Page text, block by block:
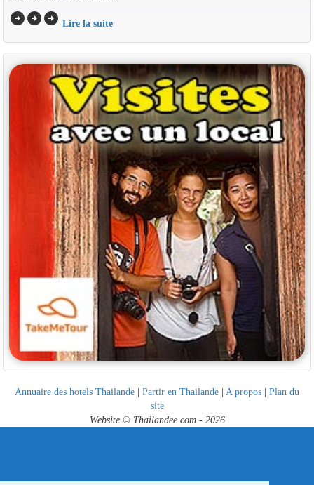
arrow_circle_rightarrow_circle_rightarrow_circle_right Lire la suite
Annuaire des hotels Thailande | Partir en Thailande | A propos | Plan du
site
Website © Thailandee.com - 2026